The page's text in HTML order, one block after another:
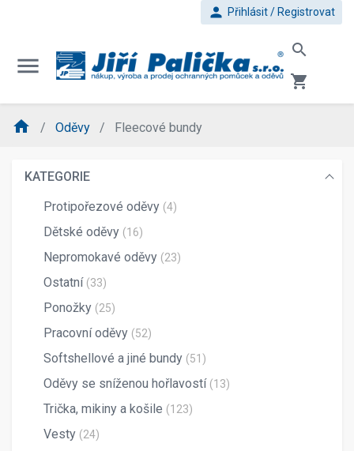
person Přihlásit / Registrovat
menu
search
shopping_cart
home Oděvy Fleecové bundy
KATEGORIE
Protipořezové oděvy (4)
Dětské oděvy (16)
Nepromokavé oděvy (23)
Ostatní (33)
Ponožky (25)
Pracovní oděvy (52)
Softshellové a jiné bundy (51)
Oděvy se sníženou hořlavostí (13)
Trička, mikiny a košile (123)
Vesty (24)